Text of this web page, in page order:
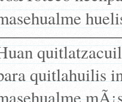
quitlahuilis